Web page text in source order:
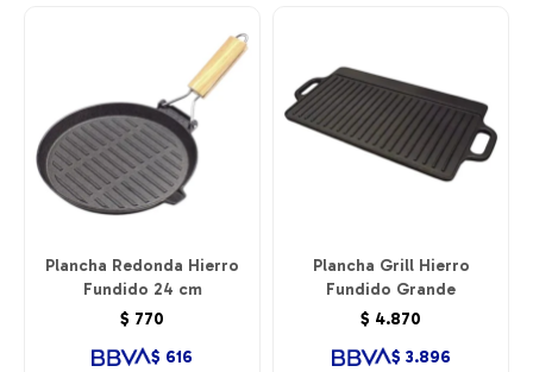
Plancha Redonda Hierro
Fundido 24 cm
$ 770
$ 616
Plancha Grill Hierro
Fundido Grande
$ 4.870
$ 3.896